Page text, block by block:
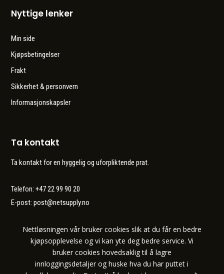
Nyttige lenker
Min side
Kjøpsbetingelser
Frakt
Sikkerhet & personvern
Informasjonskapsler
Ta kontakt
Ta kontakt for en hyggelig og uforpliktende prat.
Telefon: +47 22 99 90 20
E-post:post@netsupply.no
Nettløsningen vår bruker cookies slik at du får en bedre
kjøpsopplevelse og vi kan yte deg bedre service. Vi
bruker cookies hovedsaklig til å lagre
innloggingsdetaljer og huske hva du har puttet i